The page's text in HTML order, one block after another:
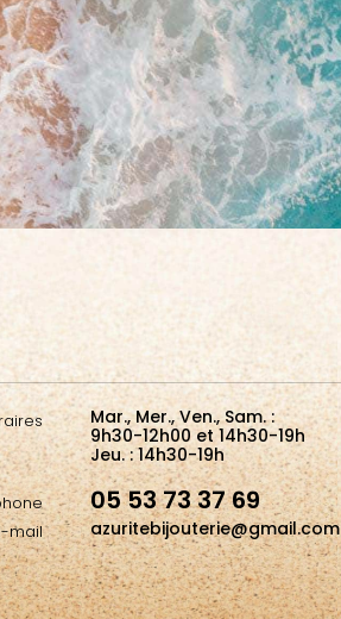
mail
Mar., Mer., Ven., Sam. :
9h30-12h00 et 14h30-19h
Jeu. : 14h30-19h
05 53 73 37 69
azuritebijouterie@gmail.com